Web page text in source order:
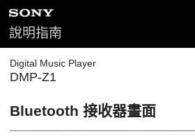
說明指南
Digital Music Player
DMP-Z1
Bluetooth 接收器畫面